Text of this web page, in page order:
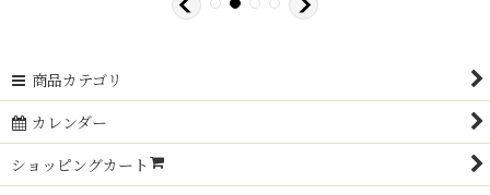
商品カテゴリ
カレンダー
ショッピングカート